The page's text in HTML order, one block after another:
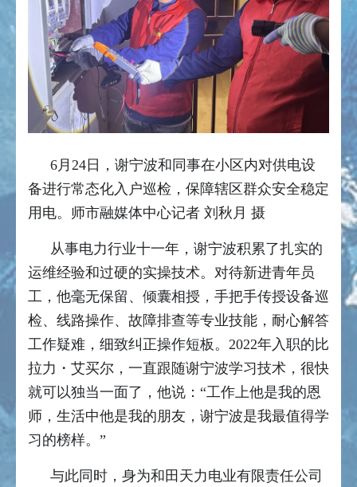
6月24日，谢宁波和同事在小区内对供电设
备进行常态化入户巡检，保障辖区群众安全稳定
用电。师市融媒体中心记者 刘秋月 摄
从事电力行业十一年，谢宁波积累了扎实的
运维经验和过硬的实操技术。对待新进青年员
工，他毫无保留、倾囊相授，手把手传授设备巡
检、线路操作、故障排查等专业技能，耐心解答
工作疑难，细致纠正操作短板。2022年入职的比
拉力・艾买尔，一直跟随谢宁波学习技术，很快
就可以独当一面了，他说：“工作上他是我的恩
师，生活中他是我的朋友，谢宁波是我最值得学
习的榜样。”
与此同时，身为和田天力电业有限责任公司